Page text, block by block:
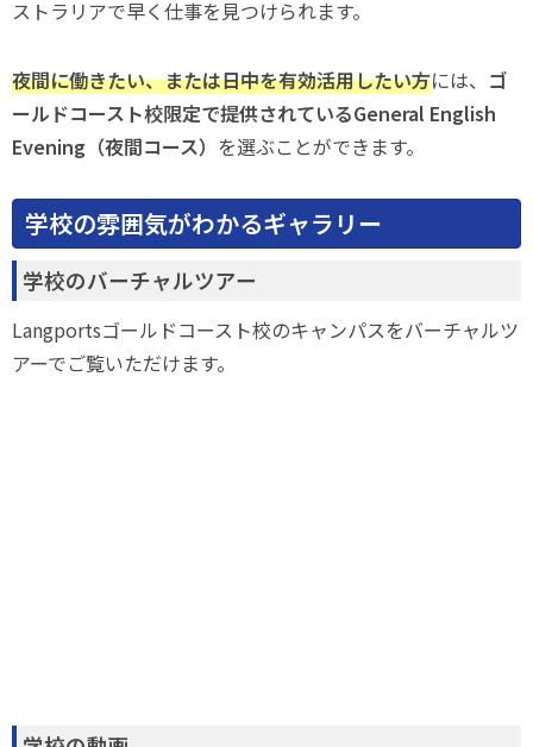
ストラリアで早く仕事を見つけられます。
夜間に働きたい、または日中を有効活用したい方には、 ゴ
ールドコースト校限定で提供されているGeneral English
Evening（夜間コース） を選ぶことができます。
学校の雰囲気がわかるギャラリー
学校のバーチャルツアー
Langportsゴールドコースト校のキャンパスをバーチャルツ
アーでご覧いただけます。